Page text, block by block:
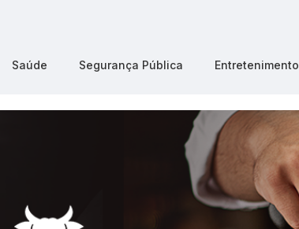
Saúde Segurança Pública Entretenimento